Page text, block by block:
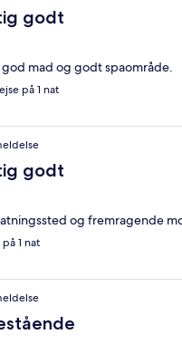
godt
mad og godt spaområde.
på 1 nat
godt
og fremragende
1 nat